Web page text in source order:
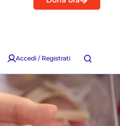
Accedi / Registrati